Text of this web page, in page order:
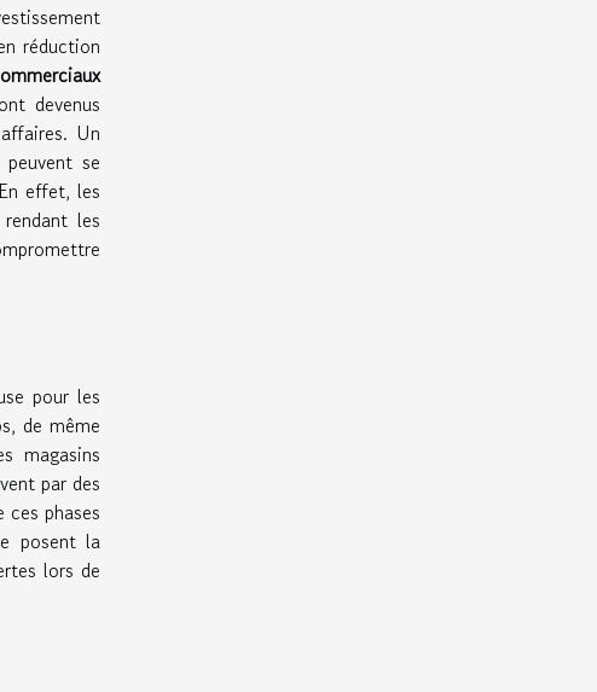
réduction
devenus
Un
se
effet, les
les
pour les
de même
magasins
par des
phases
posent la
lors de